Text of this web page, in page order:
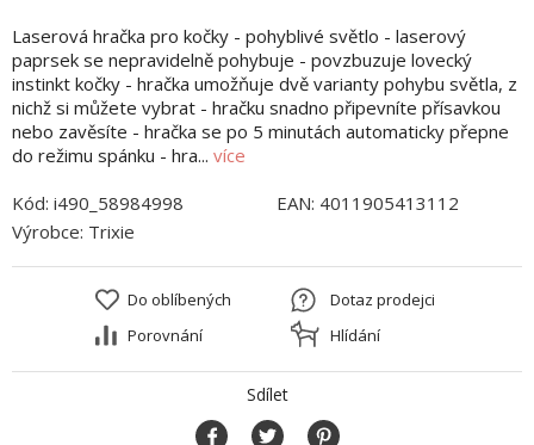
Laserová hračka pro kočky - pohyblivé světlo - laserový
paprsek se nepravidelně pohybuje - povzbuzuje lovecký
instinkt kočky - hračka umožňuje dvě varianty pohybu světla, z
nichž si můžete vybrat - hračku snadno připevníte přísavkou
nebo zavěsíte - hračka se po 5 minutách automaticky přepne
do režimu spánku - hra... více
Kód: i490_58984998 EAN: 4011905413112
Výrobce: Trixie
Do oblíbených
Porovnání
Dotaz prodejci
Hlídání
Sdílet